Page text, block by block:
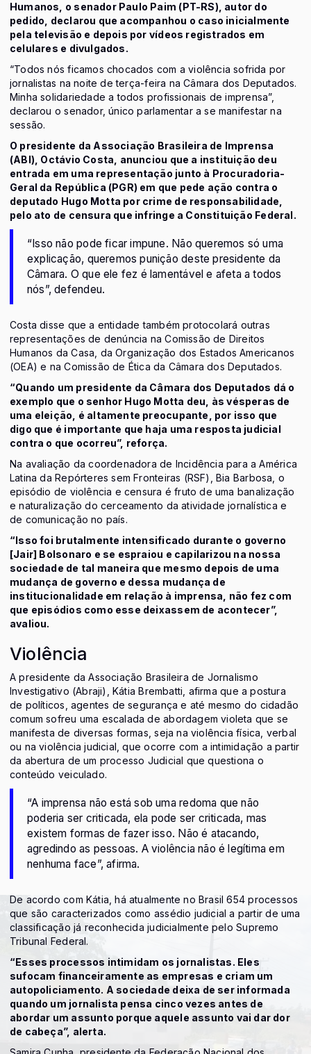
Humanos, o senador Paulo Paim (PT-RS), autor do
pedido, declarou que acompanhou o caso inicialmente
pela televisão e depois por vídeos registrados em
celulares e divulgados.
“Todos nós ficamos chocados com a violência sofrida por
jornalistas na noite de terça-feira na Câmara dos Deputados.
Minha solidariedade a todos profissionais de imprensa”,
declarou o senador, único parlamentar a se manifestar na
sessão.
O presidente da Associação Brasileira de Imprensa
(ABI), Octávio Costa, anunciou que a instituição deu
entrada em uma representação junto à Procuradoria-
Geral da República (PGR) em que pede ação contra o
deputado Hugo Motta por crime de responsabilidade,
pelo ato de censura que infringe a Constituição Federal.
“Isso não pode ficar impune. Não queremos só uma
explicação, queremos punição deste presidente da
Câmara. O que ele fez é lamentável e afeta a todos
nós”, defendeu.
Costa disse que a entidade também protocolará outras
representações de denúncia na Comissão de Direitos
Humanos da Casa, da Organização dos Estados Americanos
(OEA) e na Comissão de Ética da Câmara dos Deputados.
“Quando um presidente da Câmara dos Deputados dá o
exemplo que o senhor Hugo Motta deu, às vésperas de
uma eleição, é altamente preocupante, por isso que
digo que é importante que haja uma resposta judicial
contra o que ocorreu”, reforça.
Na avaliação da coordenadora de Incidência para a América
Latina da Repórteres sem Fronteiras (RSF), Bia Barbosa, o
episódio de violência e censura é fruto de uma banalização
e naturalização do cerceamento da atividade jornalística e
de comunicação no país.
“Isso foi brutalmente intensificado durante o governo
[Jair] Bolsonaro e se espraiou e capilarizou na nossa
sociedade de tal maneira que mesmo depois de uma
mudança de governo e dessa mudança de
institucionalidade em relação à imprensa, não fez com
que episódios como esse deixassem de acontecer”,
avaliou.
Violência
A presidente da Associação Brasileira de Jornalismo
Investigativo (Abraji), Kátia Brembatti, afirma que a postura
de políticos, agentes de segurança e até mesmo do cidadão
comum sofreu uma escalada de abordagem violeta que se
manifesta de diversas formas, seja na violência física, verbal
ou na violência judicial, que ocorre com a intimidação a partir
da abertura de um processo Judicial que questiona o
conteúdo veiculado.
“A imprensa não está sob uma redoma que não
poderia ser criticada, ela pode ser criticada, mas
existem formas de fazer isso. Não é atacando,
agredindo as pessoas. A violência não é legítima em
nenhuma face”, afirma.
De acordo com Kátia, há atualmente no Brasil 654 processos
que são caracterizados como assédio judicial a partir de uma
classificação já reconhecida judicialmente pelo Supremo
Tribunal Federal.
“Esses processos intimidam os jornalistas. Eles
sufocam financeiramente as empresas e criam um
autopoliciamento. A sociedade deixa de ser informada
quando um jornalista pensa cinco vezes antes de
abordar um assunto porque aquele assunto vai dar dor
de cabeça”, alerta.